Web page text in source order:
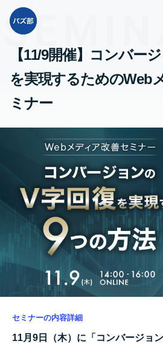
【11/9開催】コンバー
を実現するためのWeb
ミナー
セミナーの内容詳細
11月9日（木）に「コンバージョ